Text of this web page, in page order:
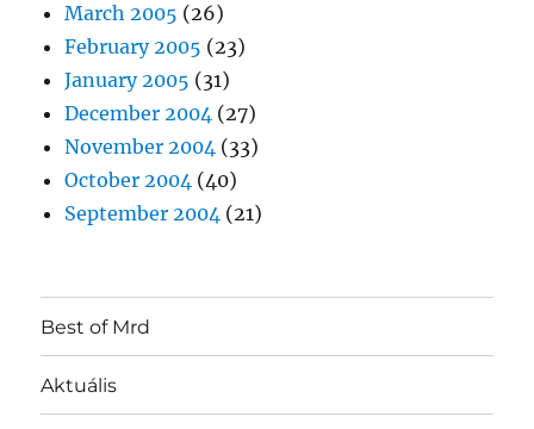
March 2005 (26)
February 2005 (23)
January 2005 (31)
December 2004 (27)
November 2004 (33)
October 2004 (40)
September 2004 (21)
Best of Mrd
Aktuális